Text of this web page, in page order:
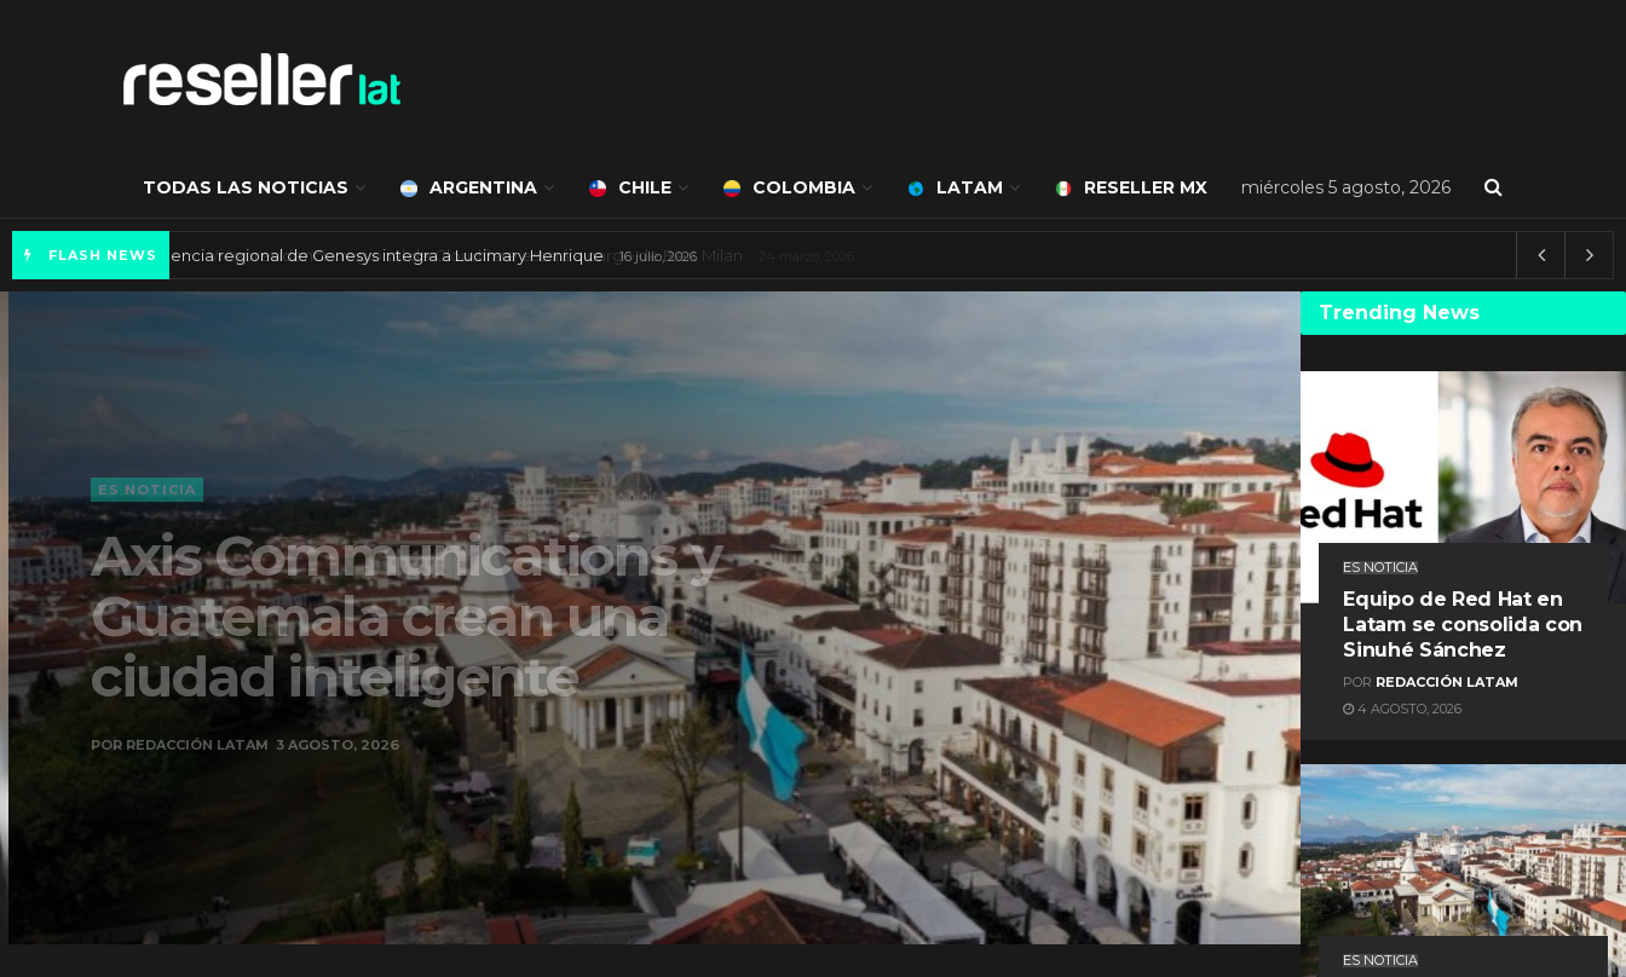
TODAS LAS NOTICIAS ARGENTINA CHILE COLOMBIA LATAM RESELLER MX miércoles 5 agosto, 2026
FLASH NEWS Vicepresidencia regional de Genesys integra a Lucimary Henrique 16 julio, 2026
ES NOTICIA
Axis Communications y
Guatemala crean una
ciudad inteligente
REDACCIÓN LATAM 3 AGOSTO, 2026
Trending News
ES NOTICIA
Equipo de Red Hat en
Latam se consolida con
Sinuhé Sánchez
POR REDACCIÓN LATAM
4 AGOSTO, 2026
ES NOTICIA